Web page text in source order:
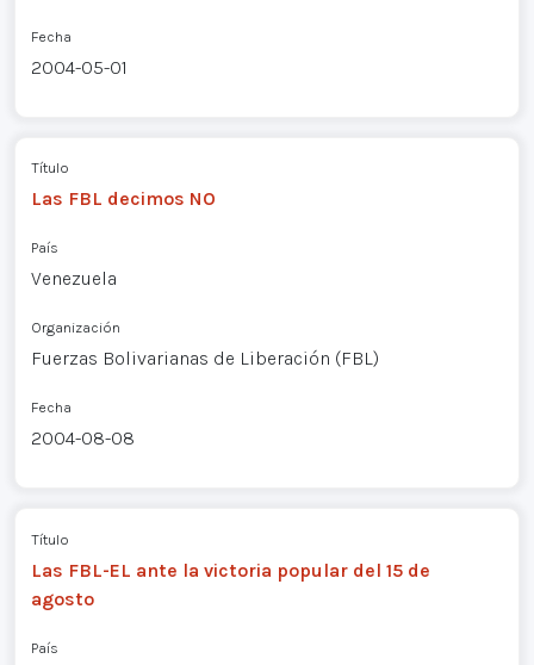
Fecha
2004-05-01
Título
Las FBL decimos NO
País
Venezuela
Organización
Fuerzas Bolivarianas de Liberación (FBL)
Fecha
2004-08-08
Título
Las FBL-EL ante la victoria popular del 15 de
agosto
País